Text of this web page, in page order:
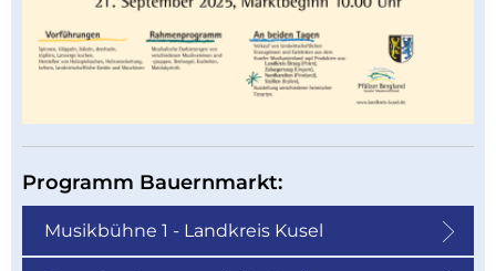
Programm Bauernmarkt:
Musikbühne 1 - Landkreis Kusel